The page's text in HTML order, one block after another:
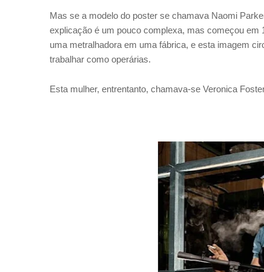
Mas se a modelo do poster se chamava Naomi
explicação é um pouco complexa, mas começou em
uma metralhadora em uma fábrica, e esta imagem
trabalhar como operárias.
Esta mulher, entrentanto, chamava-se Veronica